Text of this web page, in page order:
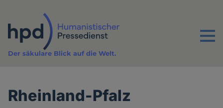
Inhalt
Menu
Der säkulare Blick auf die Welt.
Rheinland-Pfalz